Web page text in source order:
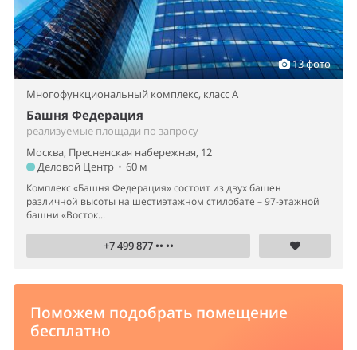
13 фото
Многофункциональный комплекс, класс A
Башня Федерация
реализуемые площади по запросу
Москва, Пресненская набережная, 12
Деловой Центр • 60 м
Комплекс «Башня Федерация» состоит из двух башен
различной высоты на шестиэтажном стилобате – 97-этажной
башни «Восток...
+7 499 877 •• ••
Поможем подобрать помещение
бесплатно